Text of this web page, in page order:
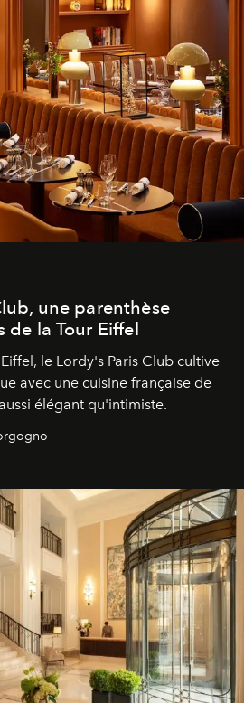
une parenthèse
de la Tour Eiffel
le Lordy's Paris Club cultive
avec une cuisine française de
élégant qu'intimiste.